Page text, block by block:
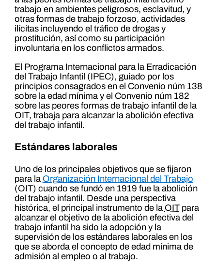
trabajo en ambientes peligrosos, esclavitud, y
otras formas de trabajo forzoso, actividades
ilícitas incluyendo el tráfico de drogas y
prostitución, así como su participación
involuntaria en los conflictos armados.
El Programa Internacional para la Erradicación
del Trabajo Infantil (IPEC), guiado por los
principios consagrados en el Convenio núm 138
sobre la edad mínima y el Convenio núm 182
sobre las peores formas de trabajo infantil de la
OIT, trabaja para alcanzar la abolición efectiva
del trabajo infantil.
Estándares laborales
Uno de los principales objetivos que se fijaron
para la Organización Internacional del Trabajo
(OIT) cuando se fundó en 1919 fue la abolición
del trabajo infantil. Desde una perspectiva
histórica, el principal instrumento de la OITpara
alcanzar el objetivo de la abolición efectiva del
trabajo infantil ha sido la adopción y la
supervisión de los estándares laborales en los
que se aborda el concepto de edad mínima de
admisión al empleo o al trabajo.